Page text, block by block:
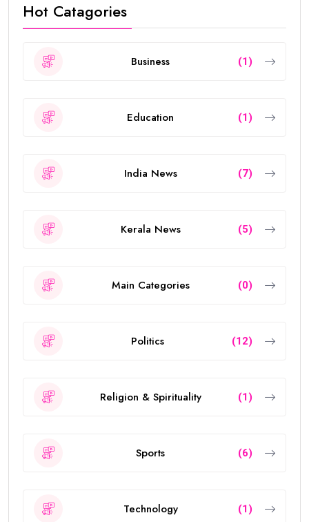
Hot Catagories
Business (1)
Education (1)
India News (7)
Kerala News (5)
Main Categories (0)
Politics (12)
Religion & Spirituality (1)
Sports (6)
Technology (1)